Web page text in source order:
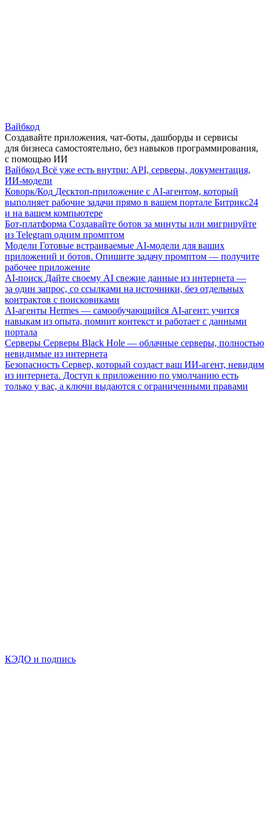
Вайбкод
Создавайте приложения, чат-боты, дашборды и сервисы
для бизнеса самостоятельно, без навыков программирования,
с помощью ИИ
Вайбкод Всё уже есть внутри: API, серверы, документация,
ИИ-модели
Коворк/Код Десктоп-приложение с AI-агентом, который
выполняет рабочие задачи прямо в вашем портале Битрикс24
и на вашем компьютере
Бот-платформа Создавайте ботов за минуты или мигрируйте
из Telegram одним промптом
Модели Готовые встраиваемые AI-модели для ваших
приложений и ботов. Опишите задачу промптом — получите
рабочее приложение
AI-поиск Дайте своему AI свежие данные из интернета —
за один запрос, со ссылками на источники, без отдельных
контрактов с поисковиками
AI-агенты Hermes — самообучающийся AI-агент: учится
навыкам из опыта, помнит контекст и работает с данными
портала
Серверы Серверы Black Hole — облачные серверы, полностью
невидимые из интернета
Безопасность Сервер, который создаст ваш ИИ-агент, невидим
из интернета. Доступ к приложению по умолчанию есть
только у вас, а ключи выдаются с ограниченными правами
КЭДО и подпись